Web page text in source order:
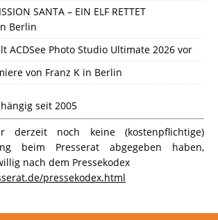
SANTA – EIN ELF RETTET
Berlin
ACDSee Photo Studio Ultimate 2026 vor
von Franz K in Berlin
seit 2005
derzeit noch keine (kostenpflichtige)
beim Presserat abgegeben haben,
nach dem Pressekodex
pressekodex.html